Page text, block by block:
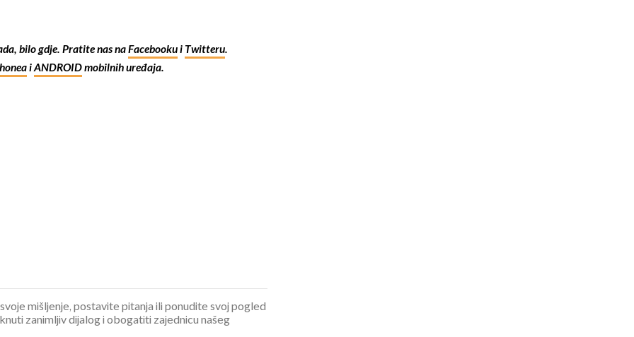
bilo gdje. Pratite nas naFacebookui Twitteru.
iANDROIDmobilnih uređaja.
mišljenje, postavite pitanja ili ponudite svoj pogled
zanimljiv dijalog i obogatiti zajednicu našeg